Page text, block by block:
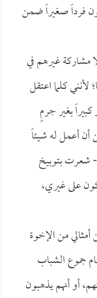
فرداً صغيراً ضمن
مشاركة غيرهم في
كلما اعتقل
بغير جرمٍ
أن أعمل له شيئاً
شعرت بتوبيخ
على غيري،
من الإخوة
جموع الشباب
أو أنهم يذهبون